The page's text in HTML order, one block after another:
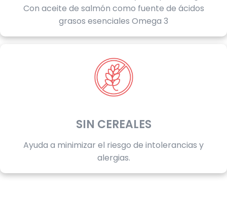
Con aceite de salmón como fuente de ácidos
grasos esenciales Omega 3
SIN CEREALES
Ayuda a minimizar el riesgo de intolerancias y
alergias.